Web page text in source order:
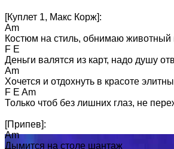
[Куплет 1, Макс Корж]:
Am
Костюм на стиль, обнимаю животный
F E
Деньги валятся из карт, надо душу
Am
Хочется и отдохнуть в красоте
F E Am
Только чтоб без лишних глаз, не
[Припев]:
Am
Дымится на столе шантаж